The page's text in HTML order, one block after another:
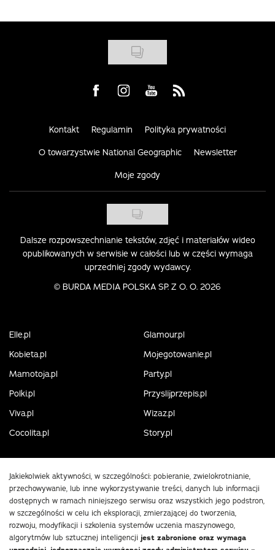
Visit us on Facebook
Visit us on Instagram
Visit us on Youtube
Visit us on Rss
Kontakt Regulamin Polityka prywatności
O towarzystwie National Geographic Newsletter
Moje zgody
Dalsze rozpowszechnianie tekstów, zdjęć i materiałów wideo
opublikowanych w serwisie w całości lub w części wymaga
uprzedniej zgody wydawcy.
© BURDA MEDIA POLSKA SP. Z O. O. 2026
Elle.pl
Glamour.pl
Kobieta.pl
Mojegotowanie.pl
Mamotoja.pl
Party.pl
Polki.pl
Przyslijprzepis.pl
Viva.pl
Wizaz.pl
Cocolita.pl
Story.pl
Jakiekolwiek aktywności, w szczególności: pobieranie, zwielokrotnianie,
przechowywanie, lub inne wykorzystywanie treści, danych lub informacji
dostępnych w ramach niniejszego serwisu oraz wszystkich jego podstron,
w szczególności w celu ich eksploracji, zmierzającej do tworzenia,
rozwoju, modyfikacji i szkolenia systemów uczenia maszynowego,
algorytmów lub sztucznej inteligencji jest zabronione oraz wymaga